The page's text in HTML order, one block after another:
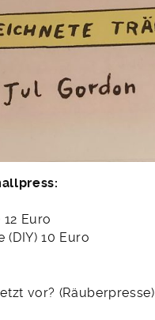
Euro
(DIY) 10 Euro
vor? (Räuberpresse)